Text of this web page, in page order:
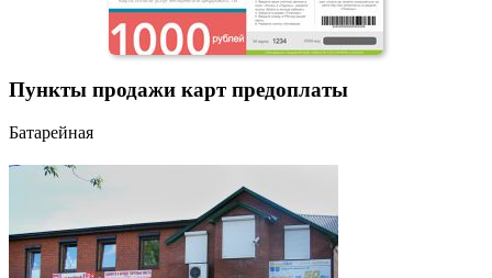
Пункты продажи карт предоплаты
Батарейная